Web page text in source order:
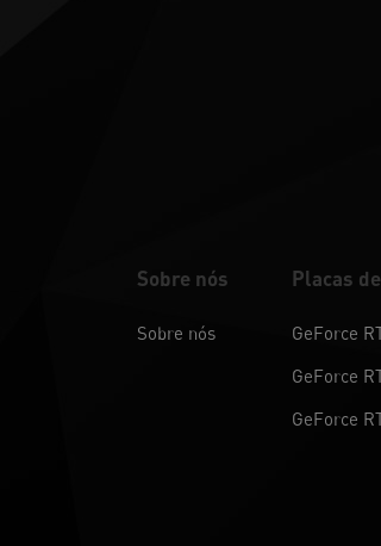
Sobre nós
Sobre nós
Placas
GeForce
GeForce
GeForce